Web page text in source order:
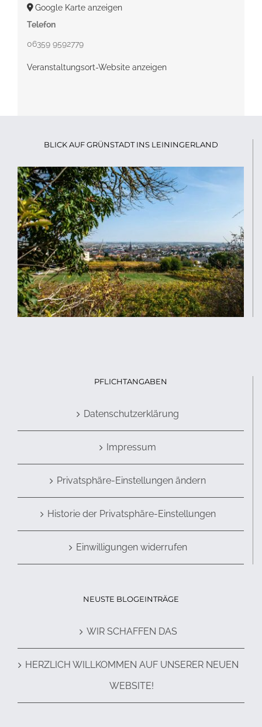
Google Karte anzeigen
Telefon
06359 9592779
Veranstaltungsort-Website anzeigen
BLICK AUF GRÜNSTADT INS LEININGERLAND
PFLICHTANGABEN
Datenschutzerklärung
Impressum
Privatsphäre-Einstellungen ändern
Historie der Privatsphäre-Einstellungen
Einwilligungen widerrufen
NEUSTE BLOGEINTRÄGE
WIR SCHAFFEN DAS
HERZLICH WILLKOMMEN AUF UNSERER NEUEN
WEBSITE!